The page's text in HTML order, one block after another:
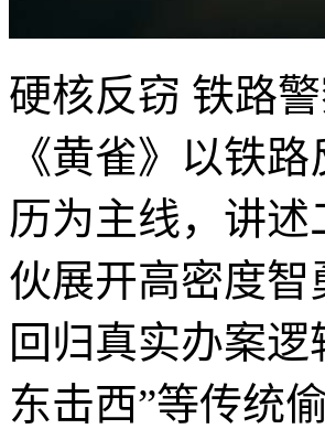
硬核反窃 铁路
《黄雀》以铁
历为主线，讲
伙展开高密度智
回归真实办案
东击西”等传统